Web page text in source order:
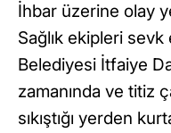
İhbar üzerine olay
Sağlık ekipleri
Belediyesi İtfaiye
zamanında ve titiz
sıkıştığı yerden